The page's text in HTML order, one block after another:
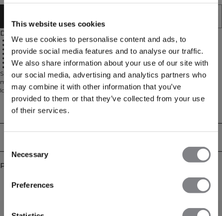
This website uses cookies
We use cookies to personalise content and ads, to
provide social media features and to analyse our traffic.
We also share information about your use of our site with
our social media, advertising and analytics partners who
may combine it with other information that you’ve
provided to them or that they’ve collected from your use
of their services.
Selection
Necessary
Preferences
Description
87% Cotton, 13% Nylon
600 GSM heavy ribbed material
ICIW embroidery logo
Open front pockets
Mid waist
8 cm inseam
Short de détente en matière tricotée confortable. Ce short doux sera votre
meilleur ami sur le canapé après l'entraînement. Le mélange de coton est
lourd et doux pour un confort ultime. Le short a une coupe ample avec une
taille à cordon et des poches avant ouvertes. Nous recommandons de ranger le
vêtement plié à l'horizontale pour qu'il garde sa forme. 87% Coton, 13% Nylon.
Aspects techniques
Produits similaires